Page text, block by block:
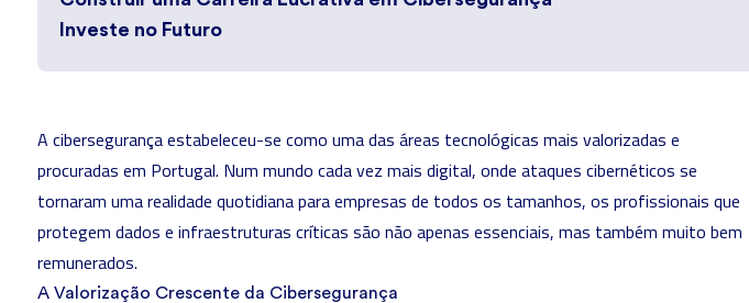
Investe no Futuro
A cibersegurançaestabeleceu-se como uma das áreas tecnológicas mais valorizadas e
procuradas em Portugal. Num mundo cada vez mais digital, onde ataques cibernéticos se
tornaram uma realidade quotidiana para empresas de todos os tamanhos, os profissionais que
protegem dados e infraestruturas críticas são não apenas essenciais, mas também muito bem
remunerados.
A Valorização Crescente da Cibersegurança